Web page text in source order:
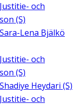
Justitie- och
(S)
Sara-Lena Bjälkö
Justitie- och
(S)
Shadiye Heydari (S)
Justitie- och